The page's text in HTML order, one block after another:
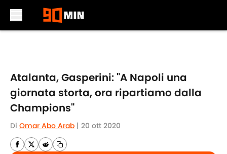
Atalanta, Gasperini: "A Napoli una
giornata storta, ora ripartiamo dalla
Champions"
Di Omar Abo Arab | 20 ott 2020